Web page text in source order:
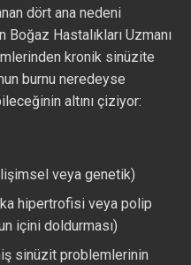
dört ana nedeni
Boğaz Hastalıkları Uzmanı
kronik sinüzite
burnu neredeyse
altını çiziyor:
veya genetik)
hipertrofisi veya polip
içini doldurması)
sinüzit problemlerinin